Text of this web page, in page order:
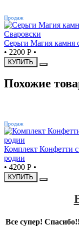
Продаж
Серьги Магия камня
• 2200 Р •
КУПИТЬ
Похожие
Продаж
Комплект Конфетти
родии
• 4200 Р •
КУПИТЬ
Все супер!